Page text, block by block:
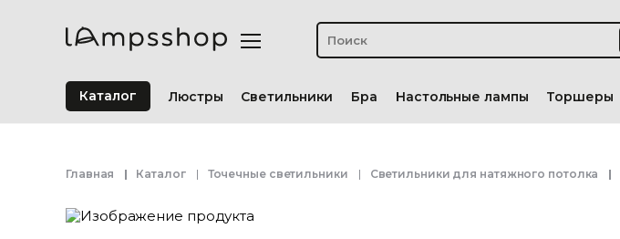
Каталог Люстры Светильники Бра Настольные лампы Торшеры
Главная Каталог Точечные светильники Светильники для натяжного потолка